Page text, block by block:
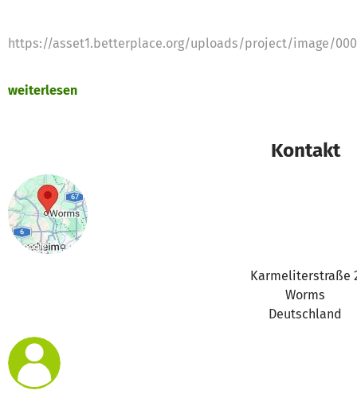
https://asset1.betterplace.org/uploads/project/image/
Jetzt haben wir angefangen den Belag zu erneuern, weil es
Aber zu allem Ärger muss das Geländer weg und zu
bevor das Neue dran kann. Wir brauchen ein Gerüst zur
über unsere Kalkulation.
Wir müssen sehen wie wir das geregelt bekommen.
weiterlesen
Kontakt
Karmeliterstraße
Worms
Deutschland